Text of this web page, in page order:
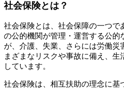
社会保険とは？
社会保険とは、社会保障の一つで
の公的機関が管理・運営する公的
が、介護、失業、さらには労働災
まざまなリスクや事故に備え、生
しています。
社会保険は、相互扶助の理念に基